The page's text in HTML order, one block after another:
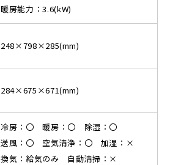
暖房能力：3.6(kW)
248×798×285(mm)
284×675×671(mm)
冷房：〇 暖房：〇 除湿：〇
送風：〇 空気清浄：〇 加湿：×
換気：給気のみ 自動清掃：×